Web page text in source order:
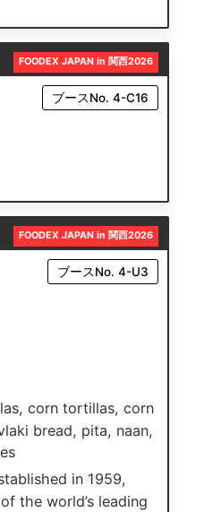
FOODEX JAPAN in 関西2026
ブースNo. 4-C16
FOODEX JAPAN in 関西2026
ブースNo. 4-U3
corn tortillas, corn
bread, pita, naan,
in 1959,
the world’s leading